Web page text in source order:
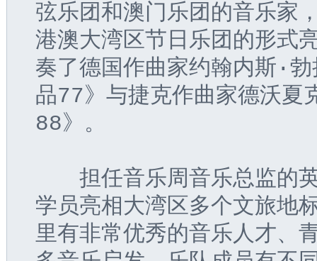
弦乐团和澳门乐团的音乐家
港澳大湾区节日乐团的形式
奏了德国作曲家约翰内斯·
品77》与捷克作曲家德沃夏
88》。
担任音乐周音乐总监的英
学员亮相大湾区多个文旅地
里有非常优秀的音乐人才、